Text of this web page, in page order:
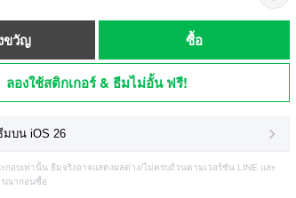
ขวัญ ซื้อ
ลองใช้สติกเกอร์ & ธีมไม่อั้น ฟรี!
มบน iOS 26
กอบเท่านั้น ธีมจริงอาจแสดงผลต่าง/ไม่ครบถ้วนตามเวอร์ชัน LINE และ
รณาก่อนซื้อ